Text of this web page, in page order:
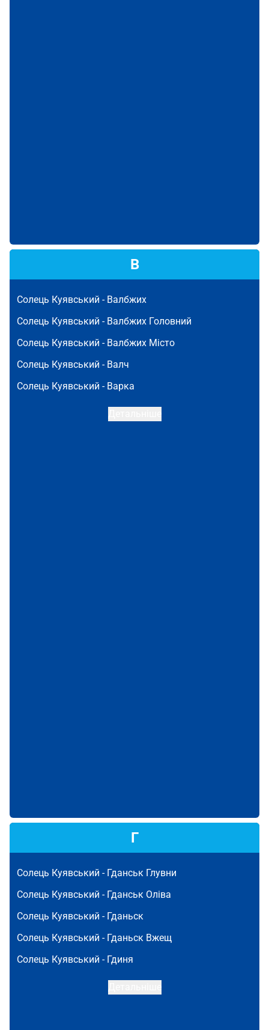
В
Солець Куявський - Валбжих
Солець Куявський - Валбжих Головний
Солець Куявський - Валбжих Місто
Солець Куявський - Валч
Солець Куявський - Варка
Г
Солець Куявський - Гданськ Глувни
Солець Куявський - Гданськ Оліва
Солець Куявський - Гданьск
Солець Куявський - Гданьск Вжещ
Солець Куявський - Гдиня